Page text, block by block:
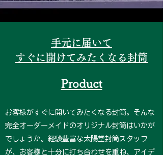
手元に届いて
すぐに開けてみたくなる封筒
Product
お客様がすぐに開いてみたくなる封筒。そんな
完全オーダーメイドのオリジナル封筒はいかが
でしょうか。経験豊富な太陽堂封筒スタッフ
が、お客様と十分に打ち合わせを重ね、アイデ